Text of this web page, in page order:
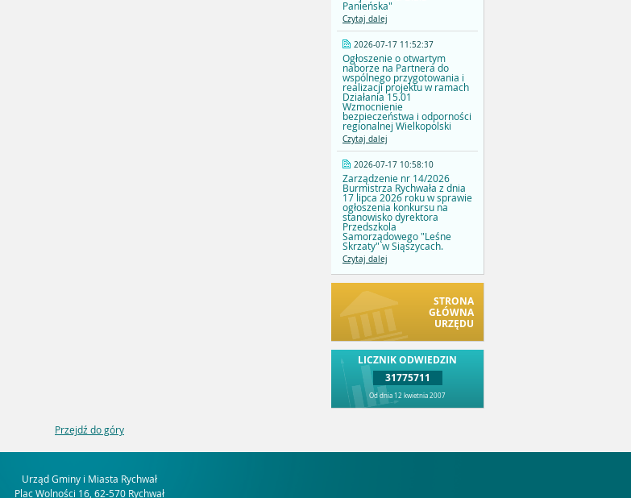
Panieńska"
Czytaj dalej
2026-07-17 11:52:37
Ogłoszenie o otwartym
naborze na Partnera do
wspólnego przygotowania i
realizacji projektu w ramach
Działania 15.01
Wzmocnienie
bezpieczeństwa i odporności
regionalnej Wielkopolski
Czytaj dalej
2026-07-17 10:58:10
Zarządzenie nr 14/2026
Burmistrza Rychwała z dnia
17 lipca 2026 roku w sprawie
ogłoszenia konkursu na
stanowisko dyrektora
Przedszkola
Samorządowego "Leśne
Skrzaty" w Siąszycach.
Czytaj dalej
STRONA
GŁÓWNA
URZĘDU
LICZNIK ODWIEDZIN
31775711
Od dnia 12 kwietnia 2007
Przejdź do góry
Urząd Gminy i Miasta Rychwał
Plac Wolności 16, 62-570 Rychwał